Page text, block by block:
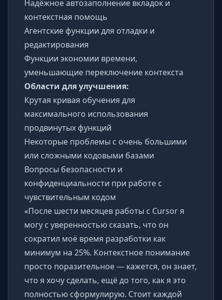
Надёжное автозаполнение вкладок и
контекстная помощь
Агентские функции для отладки и
редактирования
Функции экономии времени,
уменьшающие переключение контекста
Области для улучшения:
Крутая кривая обучения для
максимального использования
продвинутых функций
Некоторые проблемы с очень большими
или сложными кодовыми базами
Вопросы безопасности и
конфиденциальности при работе с
чувствительным кодом
«После шести месяцев работы с Cursor я
могу с уверенностью сказать, что он
сократил моё время разработки как
минимум на 25%. Контекстное понимание
просто поразительное — кажется, он знает,
что я хочу сделать, ещё до того, как я это
полностью сформулирую. Стоит каждой